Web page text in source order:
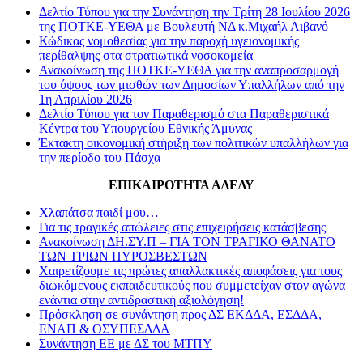
Δελτίο Τύπου για την Συνάντηση την Τρίτη 28 Ιουλίου 2026
της ΠΟΤΚΕ-ΥΕΘΑ με Βουλευτή ΝΔ κ.Μιχαήλ Λιβανό
Κώδικας νομοθεσίας για την παροχή υγειονομικής
περίθαλψης στα στρατιωτικά νοσοκομεία
Ανακοίνωση της ΠΟΤΚΕ-ΥΕΘΑ για την αναπροσαρμογή
του ύψους των μισθών των Δημοσίων Υπαλλήλων από την
1η Απριλίου 2026
Δελτίο Τύπου για τον Παραθερισμό στα Παραθεριστικά
Κέντρα του Υπουργείου Εθνικής Άμυνας
Έκτακτη οικονομική στήριξη των πολιτικών υπαλλήλων για
την περίοδο του Πάσχα
ΕΠΙΚΑΙΡΟΤΗΤΑ ΑΔΕΔΥ
Χλαπάτσα παιδί μου…
Για τις τραγικές απώλειες στις επιχειρήσεις κατάσβεσης
Ανακοίνωση ΔΗ.ΣΥ.Π – ΓΙΑ ΤΟΝ ΤΡΑΓΙΚΟ ΘΑΝΑΤΟ
ΤΩΝ ΤΡΙΩΝ ΠΥΡΟΣΒΕΣΤΩΝ
Χαιρετίζουμε τις πρώτες απαλλακτικές αποφάσεις για τους
διωκόμενους εκπαιδευτικούς που συμμετείχαν στον αγώνα
ενάντια στην αντιδραστική αξιολόγηση!
Πρόσκληση σε συνάντηση προς ΔΣ ΕΚΔΔΑ, ΕΣΔΔΑ,
ΕΝΑΠ & ΟΣΥΠΕΣΔΔΑ
Συνάντηση ΕΕ με ΔΣ του ΜΤΠΥ